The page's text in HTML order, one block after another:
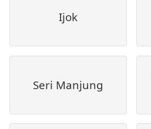
Ijok
Seri Manjung